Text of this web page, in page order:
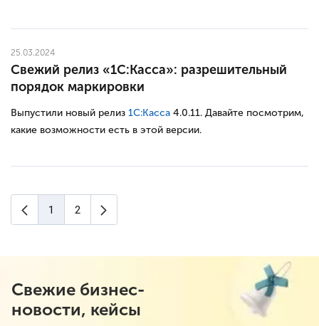
25.03.2024
Свежий релиз «1С:Касса»: разрешительный
порядок маркировки
Выпустили новый релиз 1С:Касса 4.0.11. Давайте посмотрим,
какие возможности есть в этой версии.
Предыдущая страница
1 2
Свежие бизнес-
новости, кейсы